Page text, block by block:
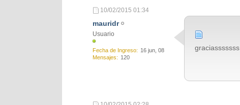
10/02/2015 01:34
mauridr
Usuario
Fecha de Ingreso
16 jun, 08
Mensajes
120
graciasssssss